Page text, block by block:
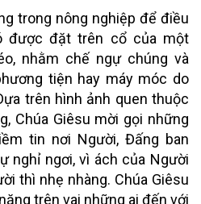
trong nông nghiệp để điều
được đặt trên cổ của một
nhằm chế ngự chúng và
tiện hay máy móc do
trên hình ảnh quen thuộc
Chúa Giêsu mời gọi những
tin nơi Người, Đấng ban
nghỉ ngơi, vì ách của Người
thì nhẹ nhàng. Chúa Giêsu
trên vai những ai đến với